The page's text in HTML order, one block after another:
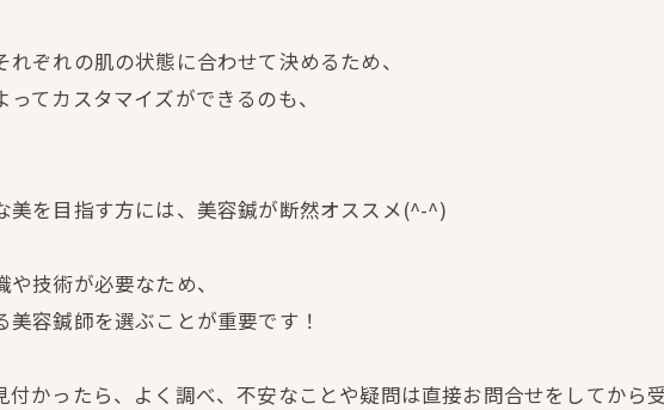
ぞれの肌の状態に合わせて決めるため、
てカスタマイズができるのも、
美を目指す方には、美容鍼が断然オススメ(^-^)
技術が必要なため、
容鍼師を選ぶことが重要です！
付かったら、よく調べ、不安なことや疑問は直接お問合せをしてから